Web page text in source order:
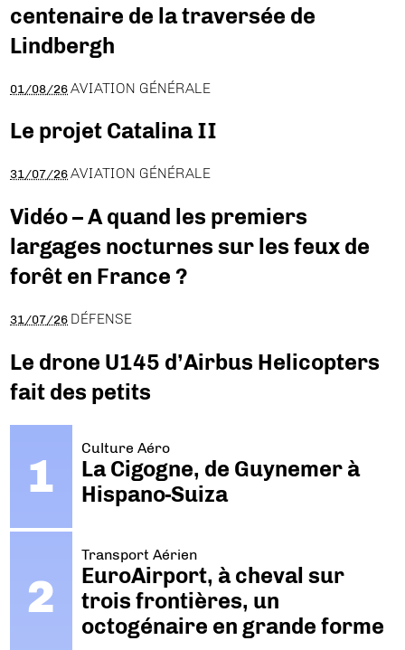
centenaire de la traversée de
Lindbergh
01/08/26 AVIATION GÉNÉRALE
Le projet Catalina II
31/07/26 AVIATION GÉNÉRALE
Vidéo – A quand les premiers
largages nocturnes sur les feux de
forêt en France ?
31/07/26 DÉFENSE
Le drone U145 d’Airbus Helicopters
fait des petits
Culture Aéro
La Cigogne, de Guynemer à
Hispano-Suiza
Transport Aérien
EuroAirport, à cheval sur
trois frontières, un
octogénaire en grande forme